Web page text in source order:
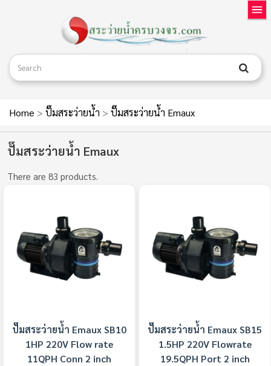
Home > ปั๊มสระว่ายน้ำ > ปั๊มสระว่ายน้ำ Emaux
ปั๊มสระว่ายน้ำ Emaux
There are 83 products.
ปั๊มสระว่ายน้ำ Emaux SB10
1HP 220V Flow rate
11QPH Conn 2 inch
ปั๊มสระว่ายน้ำ Emaux SB15
1.5HP 220V Flowrate
19.5QPH Port 2 inch